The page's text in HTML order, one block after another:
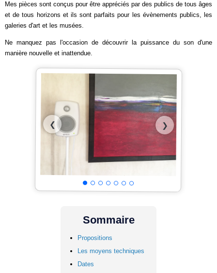
Mes pièces sont conçus pour être appréciés par des publics de tous âges
et de tous horizons et ils sont parfaits pour les évènements publics, les
galeries d'art et les musées.
Ne manquez pas l'occasion de découvrir la puissance du son d'une
manière nouvelle et inattendue.
❮ ❯
Sommaire
Propositions
Les moyens techniques
Dates